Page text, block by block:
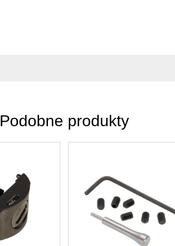
Podobne produkty